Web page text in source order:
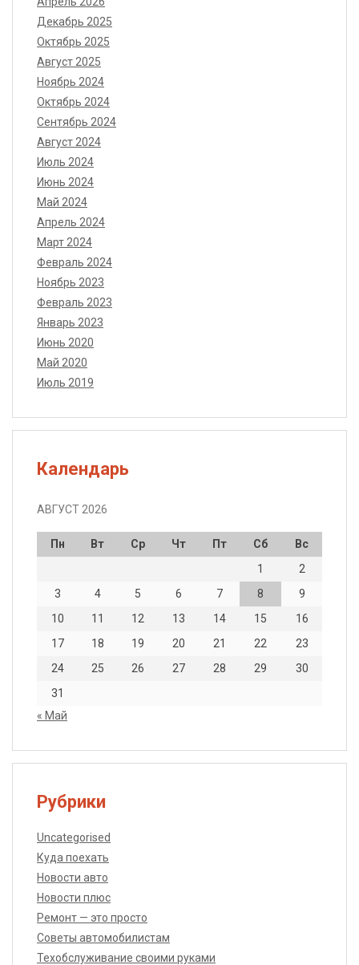
Декабрь 2025
Октябрь 2025
Август 2025
Ноябрь 2024
Октябрь 2024
Сентябрь 2024
Август 2024
Июль 2024
Июнь 2024
Май 2024
Апрель 2024
Март 2024
Февраль 2024
Ноябрь 2023
Февраль 2023
Январь 2023
Июнь 2020
Май 2020
Июль 2019
Календарь
АВГУСТ 2026
Пн Вт Ср Чт Пт Сб
Вс
1
2
3
4 5 6 7 8
9
10
11 12 13 14 15
16
17
18 19 20 21 22
23
24
25 26 27 28 29
30
31
« Май
Рубрики
Uncategorised
Куда поехать
Новости авто
Новости плюс
Ремонт — это просто
Советы автомобилистам
Техобслуживание своими руками